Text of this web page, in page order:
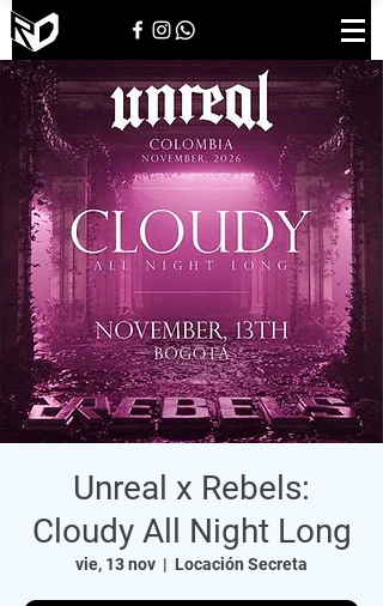
Unreal x Rebels:
Cloudy All Night Long
vie, 13 nov
  |
Locación Secreta